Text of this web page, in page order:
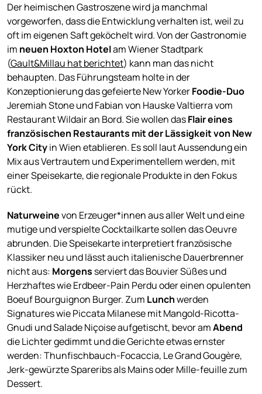
Der heimischen Gastroszene wird ja manchmal
vorgeworfen, dass die Entwicklung verhalten ist, weil zu
oft im eigenen Saft geköchelt wird. Von der Gastronomie
im neuen Hoxton Hotelam Wiener Stadtpark
(Gault&Millau hat berichtet) kann man das nicht
behaupten. Das Führungsteam holte in der
Konzeptionierung das gefeierte New YorkerFoodie-Duo
Jeremiah Stone und Fabian von Hauske Valtierra vom
Restaurant Wildair an Bord. Sie wollen dasFlair eines
französischen Restaurants mit der Lässigkeit von New
York Cityin Wien etablieren. Es soll laut Aussendung ein
Mix aus Vertrautem und Experimentellem werden, mit
einer Speisekarte, die regionale Produkte in den Fokus
rückt.
Naturweinevon Erzeuger*innen aus aller Welt und eine
mutige und verspielte Cocktailkarte sollen das Oeuvre
abrunden. Die Speisekarte interpretiert französische
Klassiker neu und lässt auch italienische Dauerbrenner
nicht aus: Morgens serviert das Bouvier Süßes und
Herzhaftes wie Erdbeer-Pain Perdu oder einen opulenten
Boeuf Bourguignon Burger. Zum Lunchwerden
Signatures wie Piccata Milanese mit Mangold-Ricotta-
Gnudi und Salade Niçoise aufgetischt, bevor amAbend
die Lichter gedimmt und die Gerichte etwas ernster
werden: Thunfischbauch-Focaccia, Le Grand Gougère,
Jerk-gewürzte Spareribs als Mains oder Mille-feuille zum
Dessert.